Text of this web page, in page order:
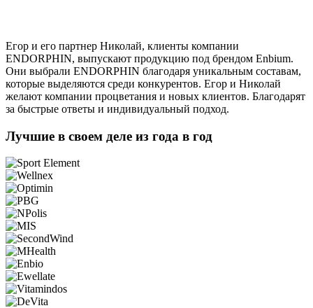
Егор и его партнер Николай, клиенты компании
ENDORPHIN, выпускают продукцию под брендом Enbium.
Они выбрали ENDORPHIN благодаря уникальным составам,
которые выделяются среди конкурентов. Егор и Николай
желают компании процветания и новых клиентов. Благодарят
за быстрые ответы и индивидуальный подход.
Лучшие в своем деле из года в год